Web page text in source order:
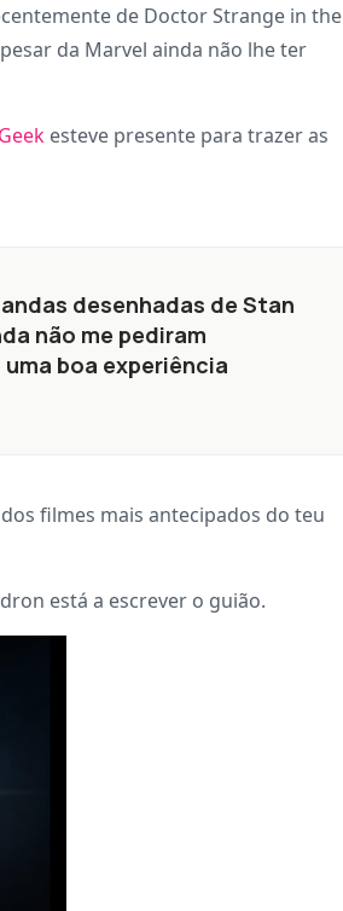
de Doctor Strange in the
da Marvel ainda não lhe ter
esteve presente para trazer as
desenhadas de Stan
não me pediram
boa experiência
filmes mais antecipados do teu
está a escrever o guião.